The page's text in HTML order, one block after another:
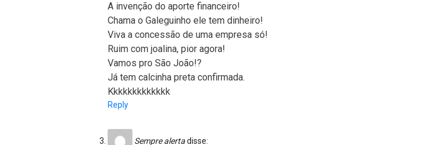
A invenção do aporte financeiro!
Chama o Galeguinho ele tem dinheiro!
Viva a concessão de uma empresa só!
Ruim com joalina, pior agora!
Vamos pro São João!?
Já tem calcinha preta confirmada.
Kkkkkkkkkkkkk
Reply
Sempre alertadisse: